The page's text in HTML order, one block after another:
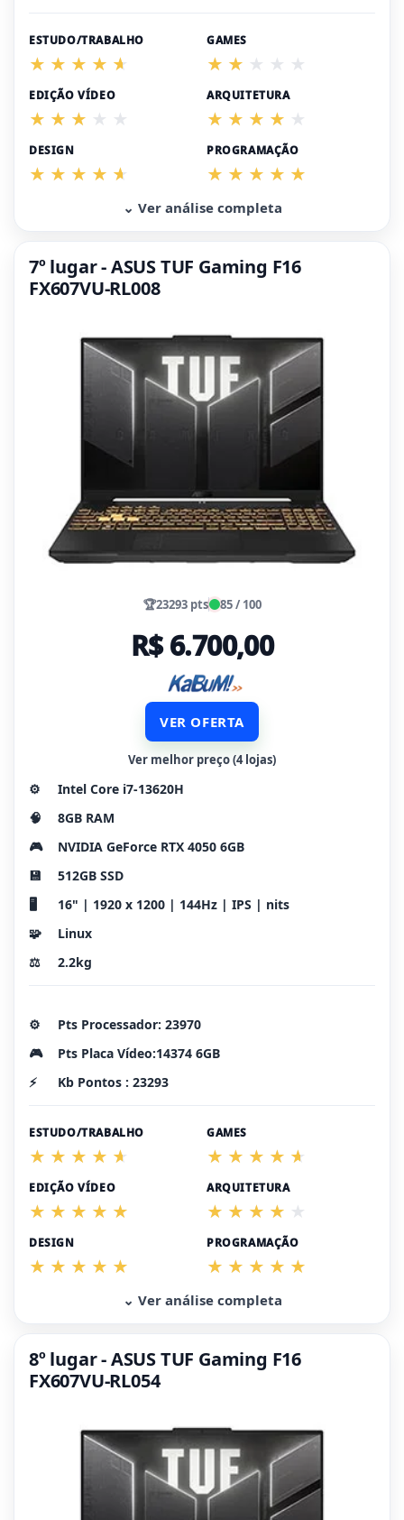
ESTUDO/TRABALHO GAMES
EDIÇÃO VÍDEO ARQUITETURA
DESIGN PROGRAMAÇÃO
⌄ Ver análise completa
7º lugar - ASUS TUF Gaming F16
FX607VU-RL008
🏆23293 pts 85 / 100
R$ 6.700,00
VER OFERTA
Ver melhor preço (4 lojas)
⚙️
Intel Core i7-13620H
🧠
8GB RAM
🎮
NVIDIA GeForce RTX 4050 6GB
💾
512GB SSD
🖥️
16" | 1920 x 1200 | 144Hz | IPS | nits
🧩
Linux
⚖️
2.2kg
⚙️
Pts Processador: 23970
🎮
Pts Placa Vídeo:14374 6GB
⚡
Kb Pontos : 23293
ESTUDO/TRABALHO GAMES
EDIÇÃO VÍDEO ARQUITETURA
DESIGN PROGRAMAÇÃO
⌄ Ver análise completa
8º lugar - ASUS TUF Gaming F16
FX607VU-RL054